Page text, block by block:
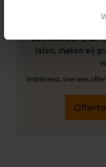
Ook wanneer je de
laten, maken wij
Vrijblijvend, snel een